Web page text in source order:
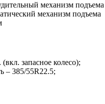
механизм
механизм подъема
запасное колесо);
– 385/55R22.5;